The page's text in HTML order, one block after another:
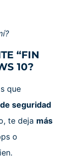
“FIN
10?
que
de seguridad
te deja más
o